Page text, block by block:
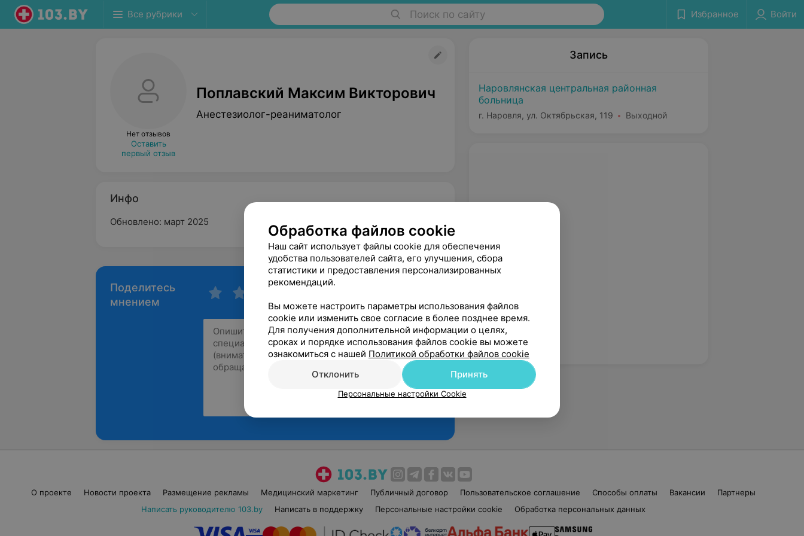
Все рубрики Поиск по сайту Избранное Войти
Нет отзывов
Оставить
первый отзыв
Поплавский Максим Викторович
Анестезиолог-реаниматолог
Инфо
Обновлено: март 2025
Поделитесь
мнением
Запись
Наровлянская центральная районная
больница
г. Наровля, ул. Октябрьская, 119 Выходной
О проекте Новости проекта Размещение рекламы Медицинский маркетинг Публичный договор Пользовательское соглашение Способы оплаты Вакансии
Партнеры
Написать руководителю 103.by
Написать в поддержку Персональные настройки cookie Обработка персональных данных
Обработка файлов cookie
Наш сайт использует файлы cookie для обеспечения
удобства пользователей сайта, его улучшения, сбора
статистики и предоставления персонализированных
рекомендаций.
Вы можете настроить параметры использования файлов
cookie или изменить свое согласие в более позднее время.
Для получения дополнительной информации о целях,
сроках и порядке использования файлов cookie вы можете
ознакомиться с нашей Политикой обработки файлов cookie
Отклонить
Принять
Персональные настройки Cookie